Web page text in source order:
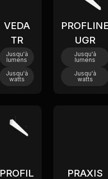
VEDA
TR
Jusqu'à
lumens
Jusqu'à
watts
UGR
Jusqu'à
lumens
Jusqu'à
watts
PROFIL
PRAXIS